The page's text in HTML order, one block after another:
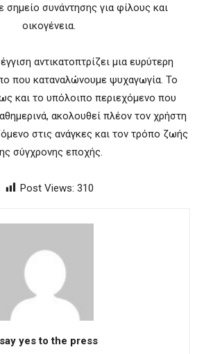
σημείο συνάντησης για φίλους και
οικογένεια.
αντικατοπτρίζει μια ευρύτερη
που καταναλώνουμε ψυχαγωγία. Το
και το υπόλοιπο περιεχόμενο που
ακολουθεί πλέον τον χρήστη
στις ανάγκες και τον τρόπο ζωής
σύγχρονης εποχής.
Post Views: 310
say yes to the press